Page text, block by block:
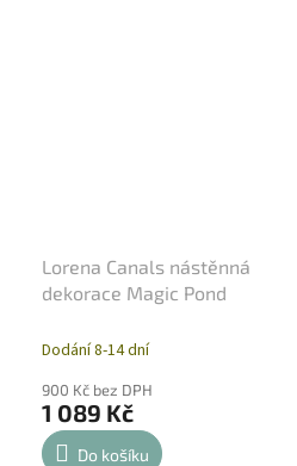
Lorena Canals nástěnná
dekorace Magic Pond
Dodání 8-14 dní
900 Kč bez DPH
1 089 Kč
Do košíku